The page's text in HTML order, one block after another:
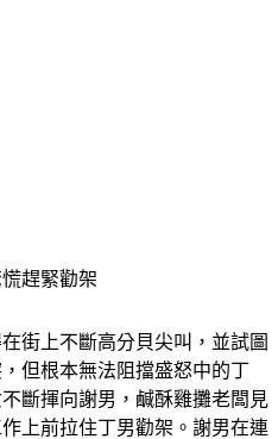
但根本無法阻擋盛怒中的丁
斷揮向謝男，​鹹酥雞攤老闆見
上前拉住丁男勸架。謝男在連
攤位的後方尋求庇護，衝突才